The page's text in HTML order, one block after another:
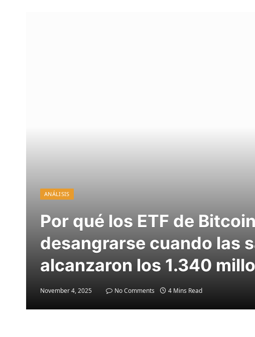
ANÁLISIS
Por qué los ETF de
desangrarse cuando las
alcanzaron los 1.340
November 4, 2025 No Comments 4 Mins Read